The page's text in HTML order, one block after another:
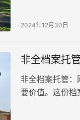
2024年12月30日
非全档案托
非全档案托管
要价值。这份档